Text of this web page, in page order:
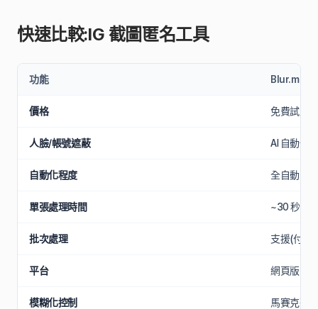
快速比較:IG 截圖匿名工具
功能 Blur.me
價格 免費試用
人臉/帳號遮蔽 AI 自動偵
自動化程度 全自動(AI
單張處理時間 ~30 秒
批次處理 支援(付費
平台 網頁版 /
模糊化控制 馬賽克強